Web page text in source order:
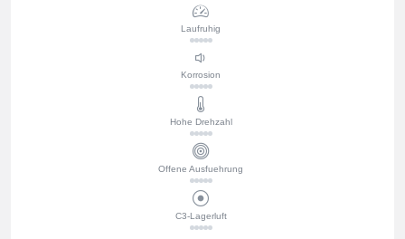
Laufruhig
Korrosion
Hohe Drehzahl
Offene Ausfuehrung
C3-Lagerluft